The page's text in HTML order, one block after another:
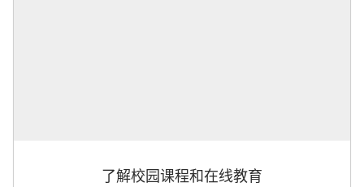
了解校园课程和在线教育